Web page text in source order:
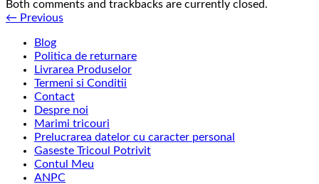
Both comments and trackbacks are currently closed.
← Previous
Blog
Politica de returnare
Livrarea Produselor
Termeni si Conditii
Contact
Despre noi
Marimi tricouri
Prelucrarea datelor cu caracter personal
Gaseste Tricoul Potrivit
Contul Meu
ANPC